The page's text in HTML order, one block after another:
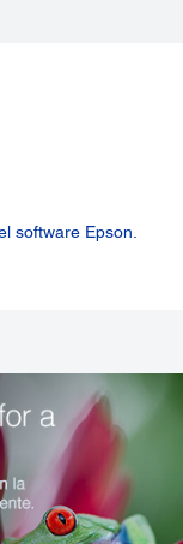
software Epson.